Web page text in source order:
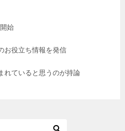
始
お役立ち情報を発信
れていると思うのが持論